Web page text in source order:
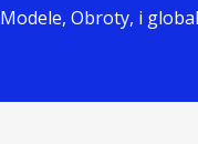
Obroty, i